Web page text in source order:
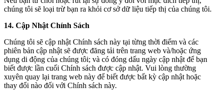
chúng tôi sẽ loại trừ bạn ra khỏi cơ sở dữ liệu tiếp thị của chúng tôi.
14. Cập Nhật Chính Sách
Chúng tôi sẽ cập nhật Chính sách này tại từng thời điểm và các
phiên bản cập nhật sẽ được đăng tải trên trang web và/hoặc ứng
dụng di động của chúng tôi; và có đóng dấu ngày cập nhật để bạn
biết được lần cuối Chính sách được cập nhật. Vui lòng thường
xuyên quay lại trang web này để biết được bất kỳ cập nhật hoặc
thay đổi nào đối với Chính sách này.